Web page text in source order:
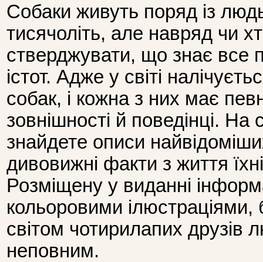
Собаки живуть поряд із
тисячоліть, але навряд чи
стверджувати, що знає все
істот. Адже у світі
собак, і кожна з них має
зовнішності й поведінці. На
знайдете описи
дивовижні факти з життя
Розміщену у виданні
кольоровими ілюстраціями,
світом чотирилапих друзів
неповним.